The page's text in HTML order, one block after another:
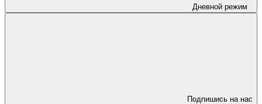
Дневной режим
Подпишись на нас